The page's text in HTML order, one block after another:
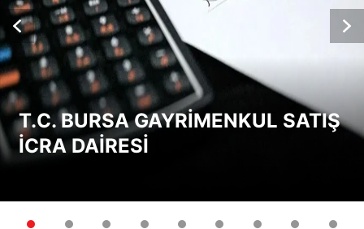
T.C. BURSA GAYRİMENKUL SATIŞ
İCRA DAİRESİ